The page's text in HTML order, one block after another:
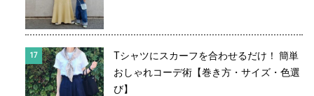
Tシャツにスカーフを合わせるだけ！ 簡単
おしゃれコーデ術【巻き方・サイズ・色選
び】